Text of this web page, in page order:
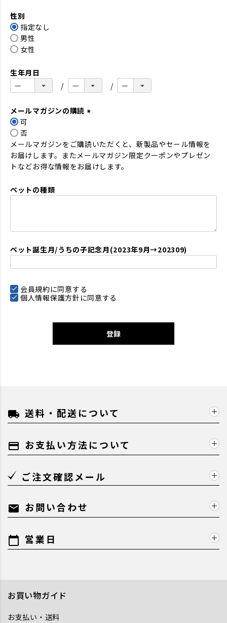
性別
指定なし
男性
女性
生年月日
メールマガジンの購読
須
)
可
否
メールマガジンをご購読いただくと、新製品やセール情報を
お届けします。またメールマガジン限定クーポンやプレゼン
トなどお得な情報をお届けします。
ペットの種類
ペット誕生月/うちの子記念月(2023年9月→202309)
会員規約に同意する
個人情報保護方針 に同意する
登録
local_shipping 送料・配送について
payment お支払い方法について
ご注文確認メール
mail お問い合わせ
calendar_today 営業日
お買い物ガイド
お支払い・送料